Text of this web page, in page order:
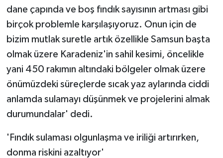
dane çapında ve boş fındık sayısının artması gibi
birçok problemle karşılaşıyoruz. Onun için de
bizim mutlak suretle artık özellikle Samsun başta
olmak üzere Karadeniz'in sahil kesimi, öncelikle
yani 450 rakımın altındaki bölgeler olmak üzere
önümüzdeki süreçlerde sıcak yaz aylarında ciddi
anlamda sulamayı düşünmek ve projelerini almak
durumundalar' dedi.
'Fındık sulaması olgunlaşma ve iriliği artırırken,
donma riskini azaltıyor'